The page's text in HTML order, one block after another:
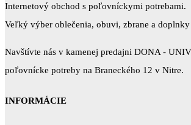
Internetový obchod s poľovníckymi potrebami.
Veľký výber oblečenia, obuvi, zbrane a
Navštívte nás v kamenej predajni DONA -
poľovnícke potreby na Braneckého 12 v Nitre.
INFORMÁCIE